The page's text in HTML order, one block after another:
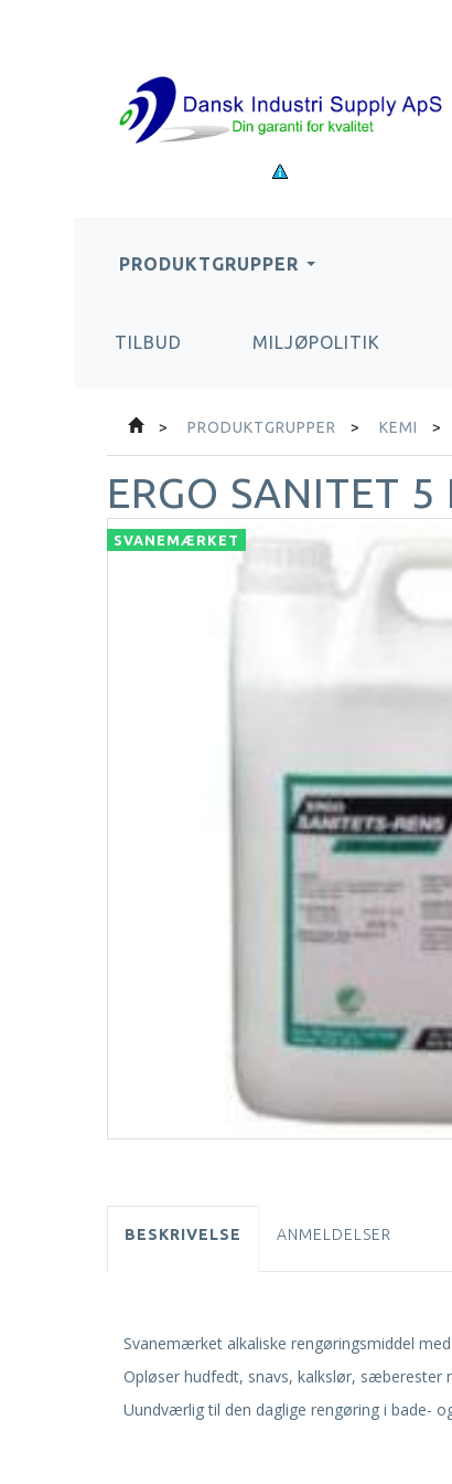
PRODUKTGRUPPER
TILBUD MILJØPOLITIK
PRODUKTGRUPPER KEMI
ERGO SANITET 5
SVANEMÆRKET
BESKRIVELSE ANMELDELSER
Svanemærket alkaliske rengøringsmiddel
Opløser hudfedt, snavs, kalkslør, sæberester
Uundværlig til den daglige rengøring i bade-